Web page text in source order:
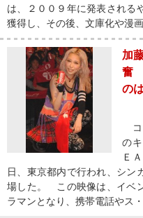
は、２００９年に発表される
獲得し、その後、文庫化や漫
加
奮
の
コ
の
Ｅ
日、東京都内で行われ、シン
場した。 この映像は、イベ
ラマンとなり、携帯電話やス・